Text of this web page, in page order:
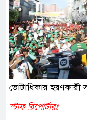
ভোটাধিকার
স্টাফ রিপোর্টারঃ